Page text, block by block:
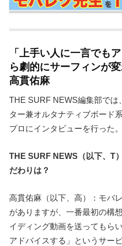
「上手い人に一言でも
ら劇的にサーフィンが
高貫佑麻
THE SURF NEWS編集部では
ター兼オルタナティブボード
プロにインタビューを行った。
THE SURF NEWS（以下、T
だわりは？
高貫佑麻（以下、高）：モバ
がありますが、一番最初の構
イディング動画を送ってもら
アドバイスする」というサー